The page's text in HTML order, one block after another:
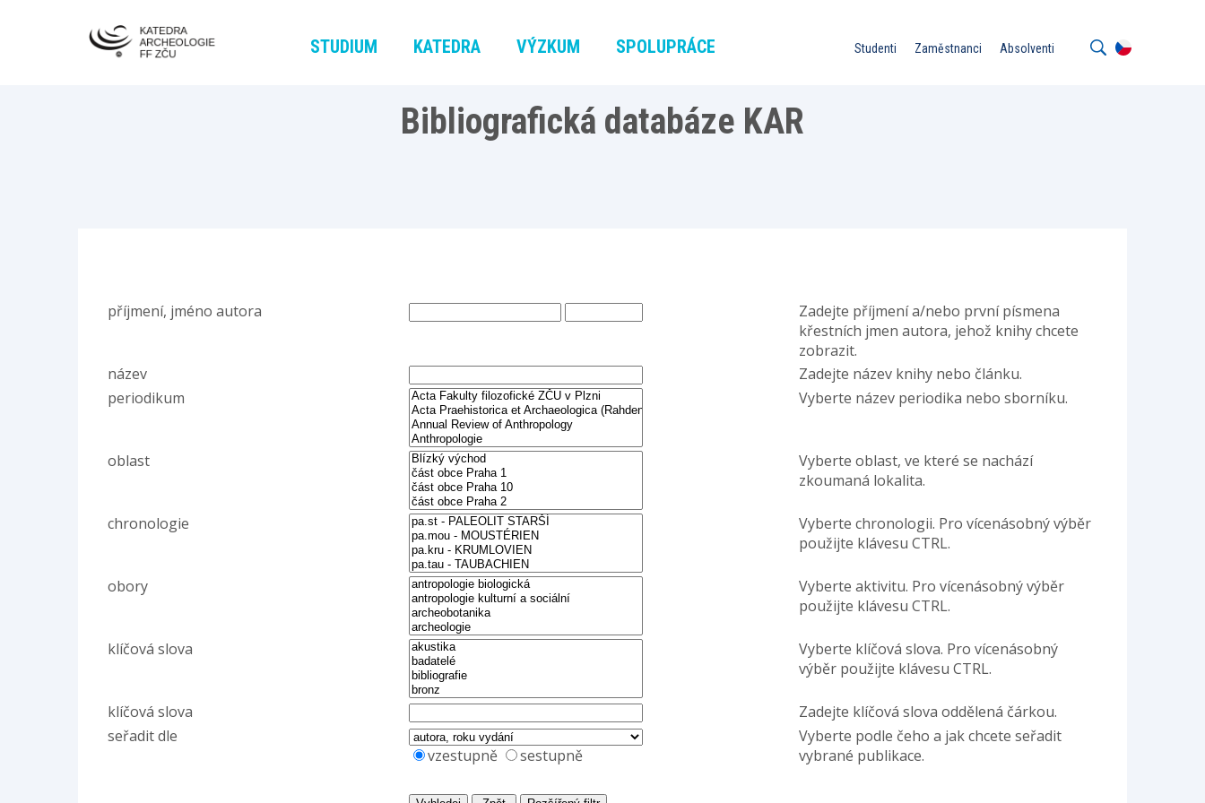
STUDIUM KATEDRA VÝZKUM SPOLUPRÁCE Studenti Zaměstnanci Absolventi
Bibliografická databáze KAR
příjmení, jméno autora
Zadejte příjmení a/nebo první písmena
křestních jmen autora, jehož knihy chcete
zobrazit.
název
Zadejte název knihy nebo článku.
periodikum
Vyberte název periodika nebo sborníku.
oblast
Vyberte oblast, ve které se nachází
zkoumaná lokalita.
chronologie
Vyberte chronologii. Pro vícenásobný výběr
použijte klávesu CTRL.
obory
Vyberte aktivitu. Pro vícenásobný výběr
použijte klávesu CTRL.
klíčová slova
Vyberte klíčová slova. Pro vícenásobný
výběr použijte klávesu CTRL.
klíčová slova
Zadejte klíčová slova oddělená čárkou.
seřadit dle
vzestupně
sestupně
Vyberte podle čeho a jak chcete seřadit
vybrané publikace.